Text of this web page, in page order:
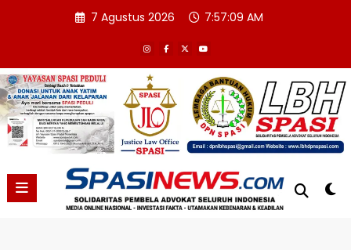
7 Agustus 2026 7:57:10 AM